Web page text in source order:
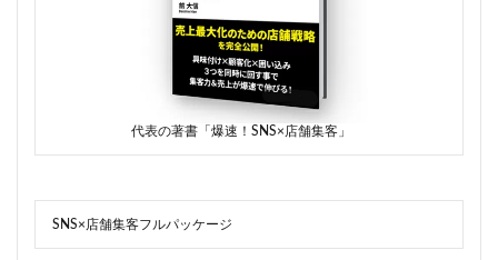
代表の著書「爆速！SNS×店舗集客」
SNS×店舗集客フルパッケージ